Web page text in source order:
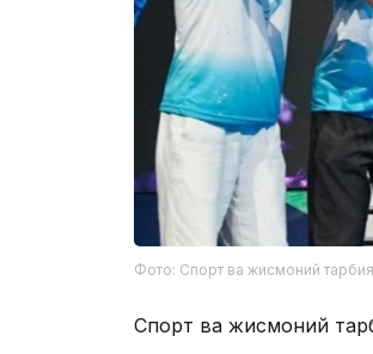
Фото: Спорт ва жисмоний
Спорт ва жисмоний